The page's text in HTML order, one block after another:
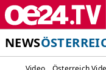
NEWS